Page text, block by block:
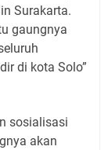
Surakarta.
gaungnya
di kota Solo”
sosialisasi
akan